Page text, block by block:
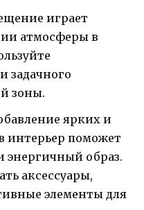
играет
атмосферы в
задачного
зоны.
ярких и
интерьер поможет
энергичный образ.
аксессуары,
элементы для